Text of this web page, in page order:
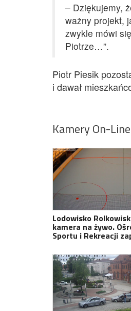
– Dziękujemy,
ważny projekt,
zwykle mówi
Piotrze…”.
Piotr Piesik
i dawał
Kamery On-Line
Lodowisko
kamera na żywo.
Sportu i Rekreacji